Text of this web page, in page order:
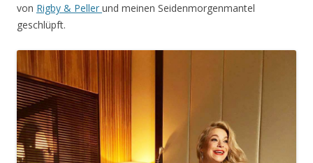
von Rigby & Peller und meinen Seidenmorgenmantel
geschlüpft.